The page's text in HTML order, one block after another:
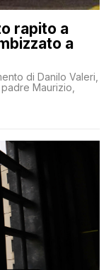
rapito a
a
di Danilo Valeri,
Maurizio,